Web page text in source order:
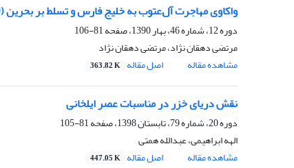
واکاوی مهاجرت آل‌عتوب به خلیج فارس و تسلط بر بحرین (1129-1196ق/1716-1783م)
دوره 12، شماره 46، بهار 1390، صفحه
81-106
مرتضی دهقان نژاد، مرتضی دهقان نژاد
مشاهده مقاله
اصل مقاله 363.82 K
نقش دریای خزر در مناسبات عصر ایلخانی
دوره 20، شماره 79، تابستان 1398، صفحه
81-105
الهه ابراهیمی، عبدالله همتی
مشاهده مقاله
اصل مقاله 447.05 K